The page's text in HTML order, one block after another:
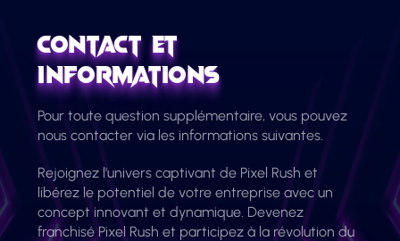
Contact et
Informations
Pour toute question supplémentaire, vous pouvez
nous contacter via les informations suivantes.
Rejoignez l'univers captivant de Pixel Rush et
libérez le potentiel de votre entreprise avec un
concept innovant et dynamique. Devenez
franchisé Pixel Rush et participez à la révolution du